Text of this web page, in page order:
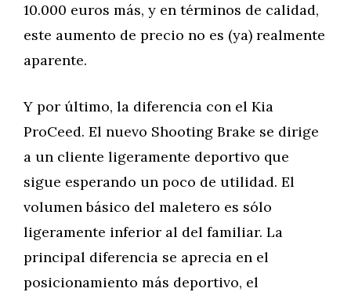
10.000 euros más, y en términos de calidad,
este aumento de precio no es (ya) realmente
aparente.
Y por último, la diferencia con el Kia
ProCeed. El nuevo Shooting Brake se dirige
a un cliente ligeramente deportivo que
sigue esperando un poco de utilidad. El
volumen básico del maletero es sólo
ligeramente inferior al del familiar. La
principal diferencia se aprecia en el
posicionamiento más deportivo, el